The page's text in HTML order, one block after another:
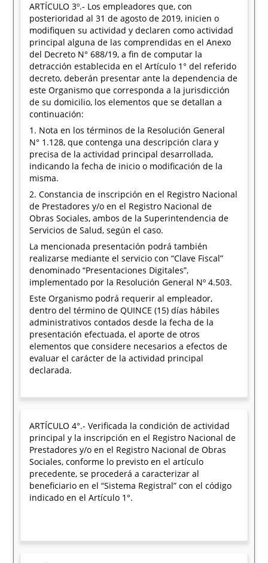
ARTÍCULO 3º.- Los empleadores que, con
posterioridad al 31 de agosto de 2019, inicien o
modifiquen su actividad y declaren como actividad
principal alguna de las comprendidas en el Anexo
del Decreto N° 688/19, a fin de computar la
detracción establecida en el Artículo 1° del referido
decreto, deberán presentar ante la dependencia de
este Organismo que corresponda a la jurisdicción
de su domicilio, los elementos que se detallan a
continuación:
1. Nota en los términos de la Resolución General
N° 1.128, que contenga una descripción clara y
precisa de la actividad principal desarrollada,
indicando la fecha de inicio o modificación de la
misma.
2. Constancia de inscripción en el Registro Nacional
de Prestadores y/o en el Registro Nacional de
Obras Sociales, ambos de la Superintendencia de
Servicios de Salud, según el caso.
La mencionada presentación podrá también
realizarse mediante el servicio con “Clave Fiscal”
denominado “Presentaciones Digitales”,
implementado por la Resolución General Nº 4.503.
Este Organismo podrá requerir al empleador,
dentro del término de QUINCE (15) días hábiles
administrativos contados desde la fecha de la
presentación efectuada, el aporte de otros
elementos que considere necesarios a efectos de
evaluar el carácter de la actividad principal
declarada.
ARTÍCULO 4°.- Verificada la condición de actividad
principal y la inscripción en el Registro Nacional de
Prestadores y/o en el Registro Nacional de Obras
Sociales, conforme lo previsto en el artículo
precedente, se procederá a caracterizar al
beneficiario en el “Sistema Registral” con el código
indicado en el Artículo 1°.